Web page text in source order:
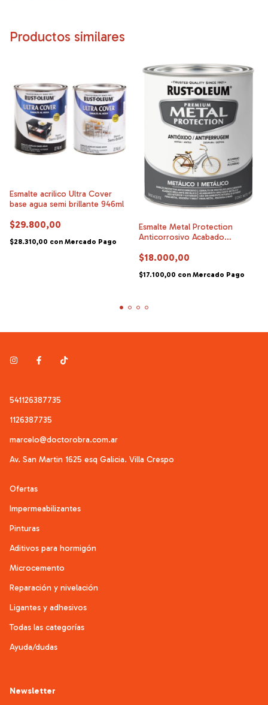
Productos similares
Esmalte acrilico Ultra Cover
base agua semi brillante 946ml
$29.800,00
$28.310,00 con Mercado Pago
Esmalte Metal Protection
Anticorrosivo Acabado
$18.000,00
$17.100,00 con Mercado Pago
541126387735
1126387735
marcelo@doctorobra.com.ar
Av. San Martin 1625 esq Galicia. Villa Crespo
Ofertas
Impermeabilizantes
Pinturas
Aditivos para hormigón
Microcemento
Reparación y nivelación
Ligantes y adhesivos
Todas las categorías
Ayuda/dudas
Newsletter